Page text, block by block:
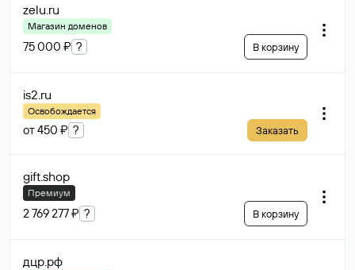
zelu.ru
Магазин доменов
75 000 ₽ ? В корзину
is2.ru
Освобождается
от 450 ₽ ? Заказать
gift.shop
Премиум
2 769 277 ₽ ? В корзину
дцр.рф